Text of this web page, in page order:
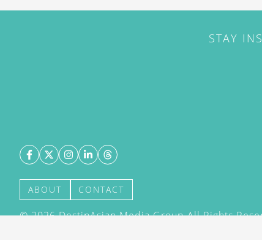
STAY
ABOUT CONTACT
©2026DestinAsian Media Group All Rights